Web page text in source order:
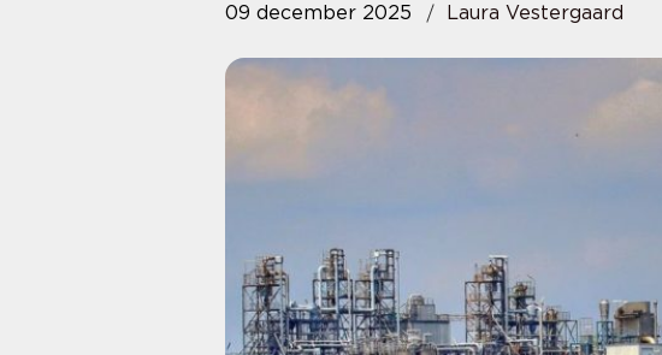
09 december 2025 Laura Vestergaard